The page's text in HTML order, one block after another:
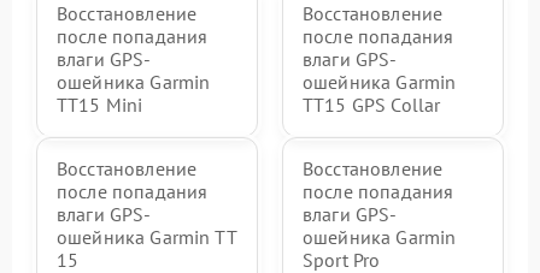
Восстановление
после попадания
влаги GPS-
ошейника Garmin
TT15 Mini
Восстановление
после попадания
влаги GPS-
ошейника Garmin
TT15 GPS Collar
Восстановление
после попадания
влаги GPS-
ошейника Garmin TT
15
Восстановление
после попадания
влаги GPS-
ошейника Garmin
Sport Pro